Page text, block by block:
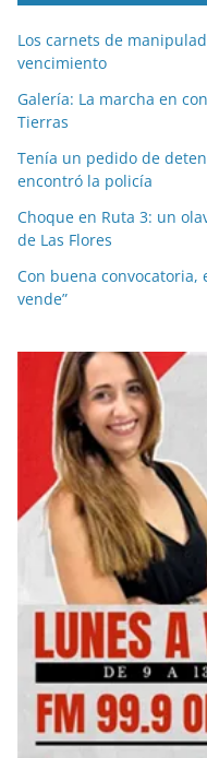
Los carnets de
vencimiento
Galería: La marcha en
Tierras
Tenía un pedido de
encontró la policía
Choque en Ruta 3: un
de Las Flores
Con buena convocatoria,
vende”